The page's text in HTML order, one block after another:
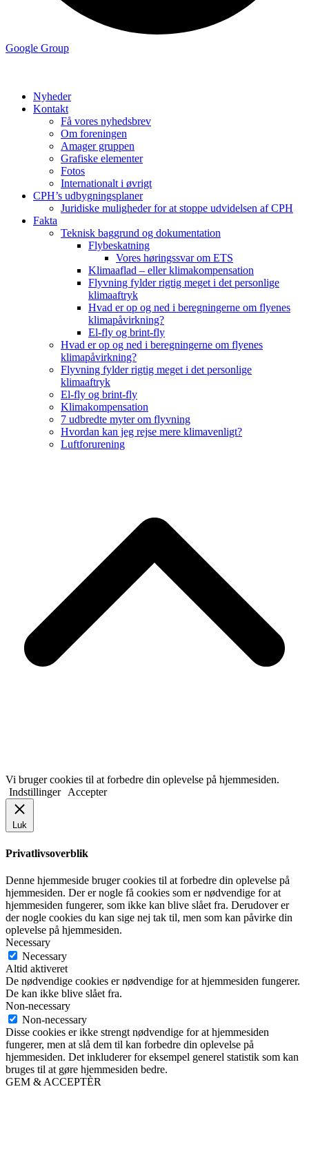
Google Group
Nyheder
Kontakt
Få vores nyhedsbrev
Om foreningen
Amager gruppen
Grafiske elementer
Fotos
Internationalt i øvrigt
CPH’s udbygningsplaner
Juridiske muligheder for at stoppe udvidelsen af CPH
Fakta
Teknisk baggrund og dokumentation
Flybeskatning
Vores høringssvar om ETS
Klimaaflad – eller klimakompensation
Flyvning fylder rigtig meget i det personlige
klimaaftryk
Hvad er op og ned i beregningerne om flyenes
klimapåvirkning?
El-fly og brint-fly
Hvad er op og ned i beregningerne om flyenes
klimapåvirkning?
Flyvning fylder rigtig meget i det personlige
klimaaftryk
El-fly og brint-fly
Klimakompensation
7 udbredte myter om flyvning
Hvordan kan jeg rejse mere klimavenligt?
Luftforurening
Vi bruger cookies til at forbedre din oplevelse på hjemmesiden.
Indstillinger
Accepter
Luk
Privatlivsoverblik
Denne hjemmeside bruger cookies til at forbedre din oplevelse på
hjemmesiden. Der er nogle få cookies som er nødvendige for at
hjemmesiden fungerer, som ikke kan blive slået fra. Derudover er
der nogle cookies du kan sige nej tak til, men som kan påvirke din
oplevelse på hjemmesiden.
Necessary
Necessary
Altid aktiveret
De nødvendige cookies er nødvendige for at hjemmesiden fungerer.
De kan ikke blive slået fra.
Non-necessary
Non-necessary
Disse cookies er ikke strengt nødvendige for at hjemmesiden
fungerer, men at slå dem til kan forbedre din oplevelse på
hjemmesiden. Det inkluderer for eksempel generel statistik som kan
bruges til at gøre hjemmesiden bedre.
GEM & ACCEPTÈR